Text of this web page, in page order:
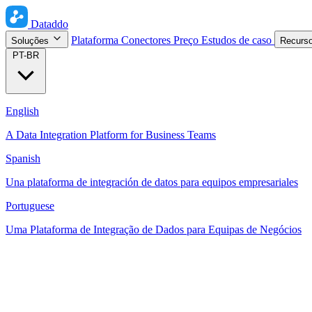
Dataddo
Soluções Plataforma Conectores Preço Estudos de caso
PT-BR
English
A Data Integration Platform for Business Teams
Spanish
Una plataforma de integración de datos para equipos empresariales
Portuguese
Uma Plataforma de Integração de Dados para Equipas de Negócios